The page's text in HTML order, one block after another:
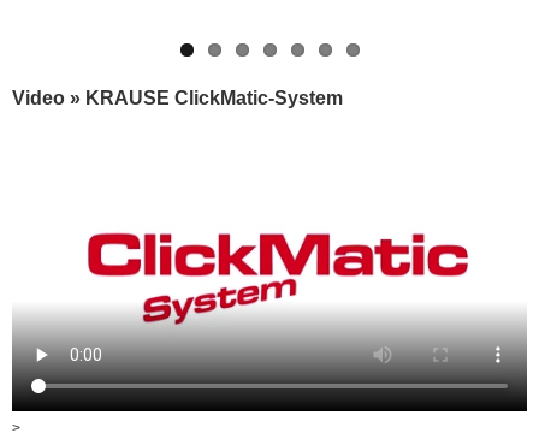
Produkt dostępny jest w następujących wersjach: